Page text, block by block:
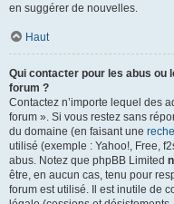
en suggérer de nouvelles.
Haut
Qui contacter pour les abus ou
forum ?
Contactez n’importe lequel des
forum ». Si vous restez sans
du domaine (en faisant une
utilisé (exemple : Yahoo!, Free,
abus. Notez que phpBB Limited
être, en aucun cas, tenu pour
forum est utilisé. Il est inutile de